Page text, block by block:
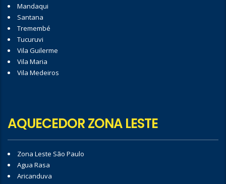
Mandaqui
Santana
Tremembé
Tucuruvi
Vila Guilerme
Vila Maria
Vila Medeiros
AQUECEDOR ZONA LESTE
Zona Leste São Paulo
Agua Rasa
Aricanduva